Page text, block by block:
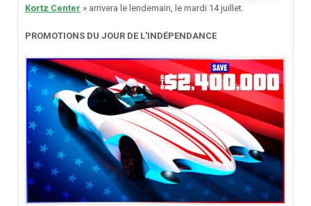
Kortz Center » arrivera le lendemain, le mardi 14 juillet.
PROMOTIONS DU JOUR DE L'INDÉPENDANCE